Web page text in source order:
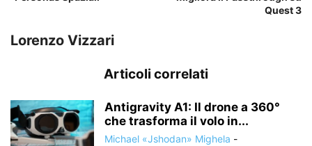
Quest 3
Lorenzo Vizzari
Articoli correlati
Antigravity A1: Il drone a 360°
che trasforma il volo in...
Michael «Jshodan» Mighela -